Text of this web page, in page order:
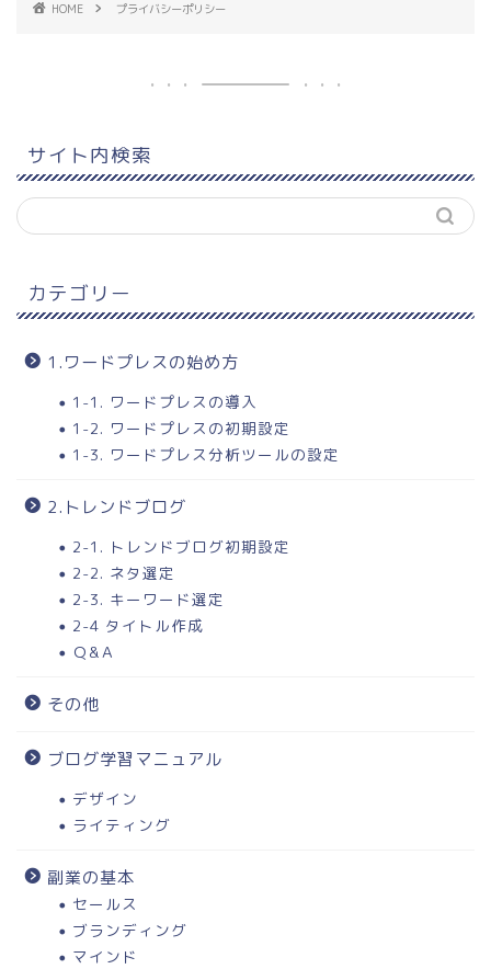
HOME プライバシーポリシー
サイト内検索
カテゴリー
1.ワードプレスの始め方
1-1. ワードプレスの導入
1-2. ワードプレスの初期設定
1-3. ワードプレス分析ツールの設定
2.トレンドブログ
2-1. トレンドブログ初期設定
2-2. ネタ選定
2-3. キーワード選定
2-4 タイトル作成
Ｑ&Ａ
その他
ブログ学習マニュアル
デザイン
ライティング
副業の基本
セールス
ブランディング
マインド